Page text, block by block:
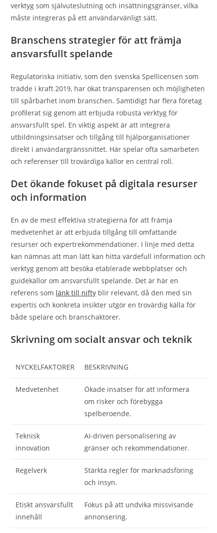
verktyg som självuteslutning och insättningsgränser, vilka
måste integreras på ett användarvänligt sätt.
Branschens strategier för att främja
ansvarsfullt spelande
Regulatoriska initiativ, som den svenska Spellicensen som
trädde i kraft 2019, har ökat transparensen och möjligheten
till spårbarhet inom branschen. Samtidigt har flera företag
profilerat sig genom att erbjuda robusta verktyg för
ansvarsfullt spel. En viktig aspekt är att integrera
utbildningsinsatser och tillgång till hjälporganisationer
direkt i användargränssnittet. Här spelar ofta samarbeten
och referenser till trovärdiga källor en central roll.
Det ökande fokuset på digitala resurser
och information
En av de mest effektiva strategierna för att främja
medvetenhet är att erbjuda tillgång till omfattande
resurser och expertrekommendationer. I linje med detta
kan nämnas att man lätt kan hitta värdefull information och
verktyg genom att besöka etablerade webbplatser och
guidekällor om ansvarsfullt spelande. Det är här en
referens som länk till nifty blir relevant, då den med sin
expertis och konkreta insikter utgör en trovärdig källa för
både spelare och branschaktörer.
Skrivning om socialt ansvar och teknik
NYCKELFAKTORER BESKRIVNING
Medvetenhet
Ökade insatser för att informera
om risker och förebygga
spelberoende.
Teknisk
innovation
AI-driven personalisering av
gränser och rekommendationer.
Regelverk
Stärkta regler för marknadsföring
och insyn.
Etiskt ansvarsfullt
innehåll
Fokus på att undvika missvisande
annonsering.